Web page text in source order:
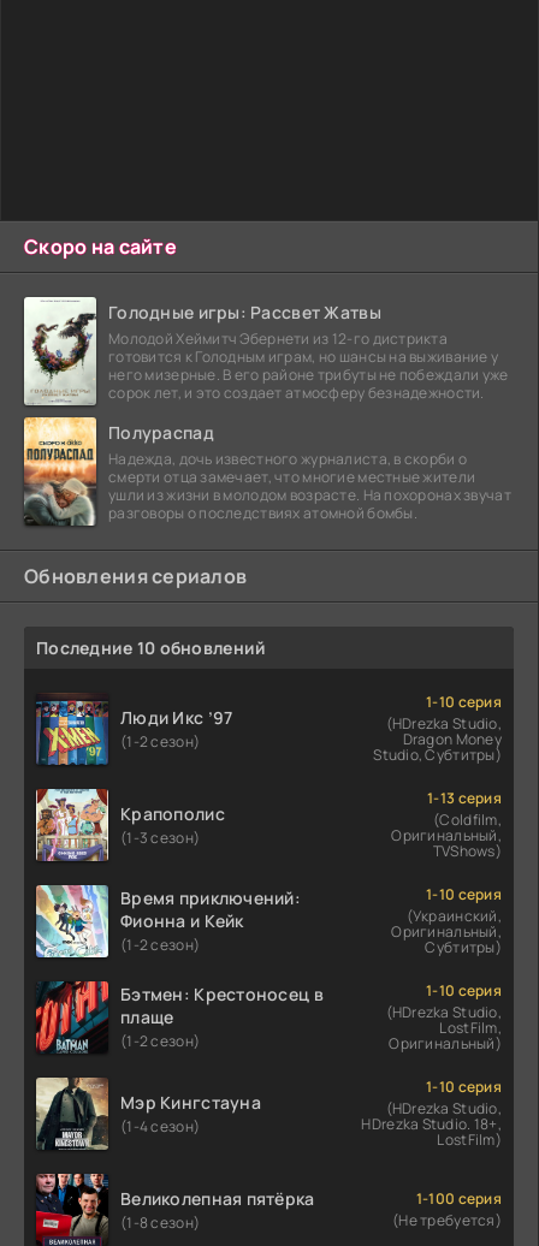
Скоро на сайте
Голодные игры: Рассвет Жатвы
Молодой Хеймитч Эбернети из 12-го дистрикта
готовится к Голодным играм, но шансы на выживание у
него мизерные. В его районе трибуты не побеждали уже
сорок лет, и это создает атмосферу безнадежности.
Полураспад
Надежда, дочь известного журналиста, в скорби о
смерти отца замечает, что многие местные жители
ушли из жизни в молодом возрасте. На похоронах звучат
разговоры о последствиях атомной бомбы.
Обновления сериалов
Последние 10 обновлений
Люди Икс ’97
(1-2 сезон)
1-10 серия
(HDrezka Studio,
Dragon Money
Studio, Субтитры)
Крапополис
(1-3 сезон)
1-13 серия
(Coldfilm,
Оригинальный,
TVShows)
Время приключений:
Фионна и Кейк
(1-2 сезон)
1-10 серия
(Украинский,
Оригинальный,
Субтитры)
Бэтмен: Крестоносец в
плаще
(1-2 сезон)
1-10 серия
(HDrezka Studio,
LostFilm,
Оригинальный)
Мэр Кингстауна
(1-4 сезон)
1-10 серия
(HDrezka Studio,
HDrezka Studio. 18+,
LostFilm)
Великолепная пятёрка
(1-8 сезон)
1-100 серия
(Не требуется)